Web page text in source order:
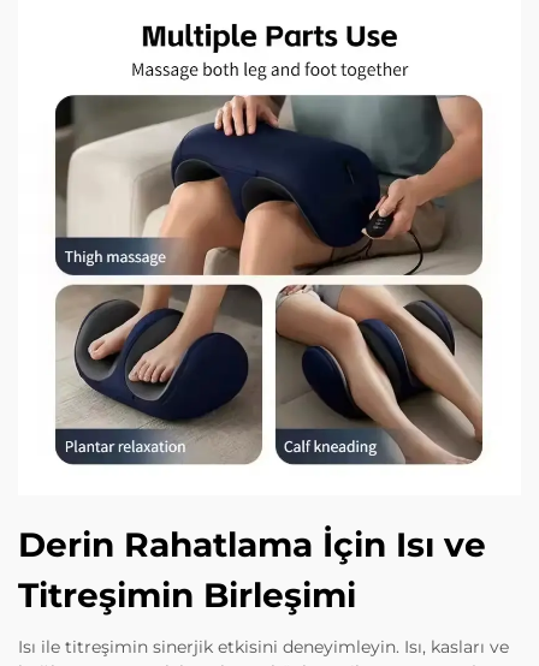
Derin Rahatlama İçin Isı ve
Titreşimin Birleşimi
Isı ile titreşimin sinerjik etkisini deneyimleyin. Isı, kasları ve